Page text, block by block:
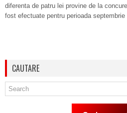
diferenta de patru lei provine de la
fost efectuate pentru perioada
CAUTARE